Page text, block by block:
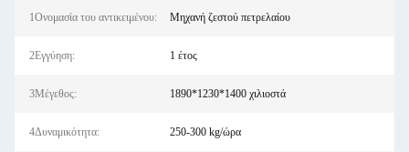
1Ονομασία του αντικειμένου: Μηχανή ζεστού πετρελαίου
2Εγγύηση: 1 έτος
3Μέγεθος: 1890*1230*1400 χιλιοστά
4Δυναμικότητα: 250-300 kg/ώρα